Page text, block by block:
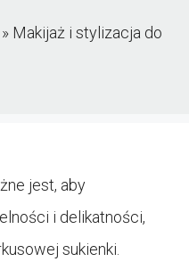
» Makijaż i stylizacja do
jest, aby
i delikatności,
sukienki.